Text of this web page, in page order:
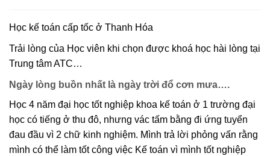
Học kế toán cấp tốc ở Thanh Hóa
Trải lòng của Học viên khi chọn được khoá học hài lòng tại
Trung tâm ATC…
Ngày lòng buồn nhất là ngày trời đổ cơn mưa….
Học 4 năm đại học tốt nghiệp khoa kế toán ở 1 trường đại
học có tiếng ở thu đô, nhưng vác tấm bằng đi ứng tuyển
đau đầu vì 2 chữ kinh nghiệm. Mình trả lời phỏng vấn rằng
mình có thể làm tốt công việc Kế toán vì mình tốt nghiệp